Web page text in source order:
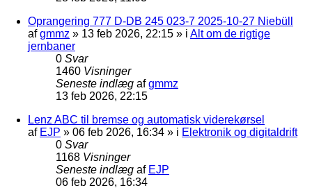
Oprangering 777 D-DB 245 023-7 2025-10-27 Niebüll
afgmmz » 13 feb 2026, 22:15 » i Alt om de rigtige
jernbaner
0 Svar
1460 Visninger
Seneste indlæg afgmmz
13 feb 2026, 22:15
Lenz ABC til bremse og automatisk viderekørsel
af EJP » 06 feb 2026, 16:34 » i Elektronik og digitaldrift
0 Svar
1168 Visninger
Seneste indlæg af EJP
06 feb 2026, 16:34